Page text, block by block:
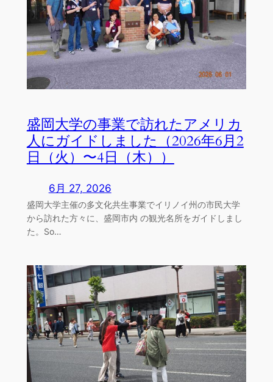
盛岡大学の事業で訪れたアメリカ
人にガイドしました（2026年6月2
日（火）〜4日（木））
6月 27, 2026
盛岡大学主催の多文化共生事業でイリノイ州の市民大学
から訪れた方々に、盛岡市内 の観光名所をガイドしまし
た。So…